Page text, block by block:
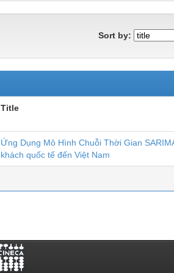
Sort by:
Title
Ứng Dụng Mô Hình Chuỗi Thời Gian
khách quốc tế đến Việt Nam